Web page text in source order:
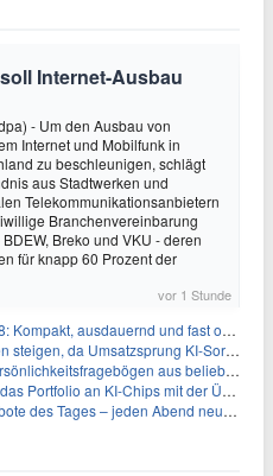
Internet-Ausbau
- Um den Ausbau von
Internet und Mobilfunk in
zu beschleunigen, schlägt
aus Stadtwerken und
Telekommunikationsanbietern
Branchenvereinbarung
Breko und VKU - deren
für knapp 60 Prozent der
vor 1 Stunde
ausdauernd und fast ohne Falte
da Umsatzsprung KI-Sorgen dämpft
aus beliebigen Texten und sagt Antworten voraus
an KI-Chips mit der Übernahme von Taalas
Tages – jeden Abend neue Deals zum Stöbern